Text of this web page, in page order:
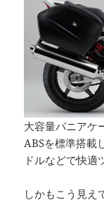
大容量パニアケ
ABSを標準搭載
ドルなどで快適
しかもこう見え